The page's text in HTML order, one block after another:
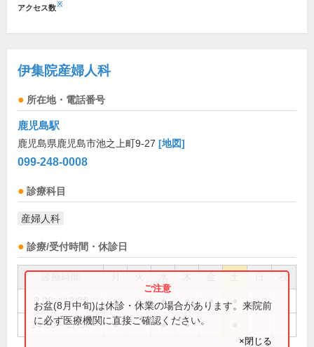
アクセス数※
伊集院産婦人科
所在地・電話番号
鹿児島駅
鹿児島県鹿児島市池之上町9-27 [地図]
099-248-0008
診療科目
産婦人科
診療/受付時間・休診日
祝
9:00～12:30 ● ● ● ● ●
14:30～17:30 ● ● ●
お盆(8月中旬)は休診・休業の場合があります。来院前
に必ず医療機関に直接ご確認ください。
×閉じる